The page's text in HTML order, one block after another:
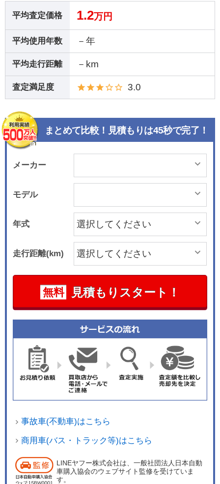
平均査定価格 1.2万円
平均使用年数 －年
平均走行距離 －km
査定満足度 3.0
まとめて比較！見積もりは45秒で完了！
メーカー
モデル
年式
走行距離(km)
無料 見積もりスタート！
事故車(不動車)はこちら
商用車(バス・トラック等)はこちら
LINEヤフー株式会社は、一般社団法人日本自動
車購入協会のウェブサイト監修を受けていま
す。